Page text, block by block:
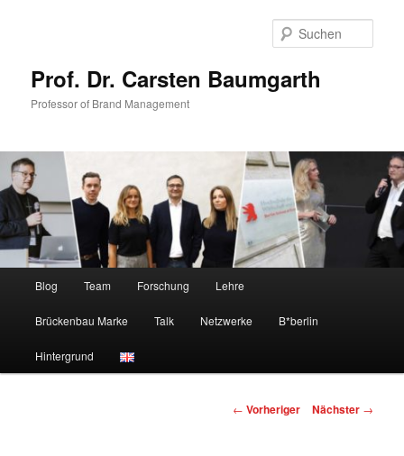
Prof. Dr. Carsten Baumgarth
Professor of Brand Management
Blog Team Forschung Lehre
Brückenbau Marke Talk Netzwerke B*berlin
Hintergrund
Beitragsnavigation
← Vorheriger Nächster →